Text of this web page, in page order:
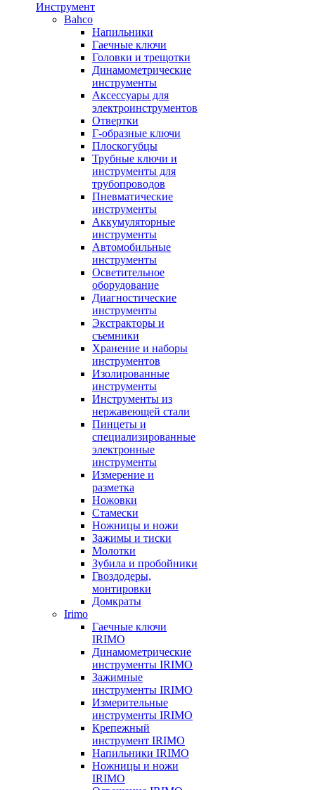
Инструмент
Bahco
Напильники
Гаечные ключи
Головки и трещотки
Динамометрические
инструменты
Аксессуары для
электроинструментов
Отвертки
Г-образные ключи
Плоскогубцы
Трубные ключи и
инструменты для
трубопроводов
Пневматические
инструменты
Аккумуляторные
инструменты
Автомобильные
инструменты
Осветительное
оборудование
Диагностические
инструменты
Экстракторы и
съемники
Хранение и наборы
инструментов
Изолированные
инструменты
Инструменты из
нержавеющей стали
Пинцеты и
специализированные
электронные
инструменты
Измерение и
разметка
Ножовки
Стамески
Ножницы и ножи
Зажимы и тиски
Молотки
Зубила и пробойники
Гвоздодеры,
монтировки
Домкраты
Irimo
Гаечные ключи
IRIMO
Динамометрические
инструменты IRIMO
Зажимные
инструменты IRIMO
Измерительные
инструменты IRIMO
Крепежный
инструмент IRIMO
Напильники IRIMO
Ножницы и ножи
IRIMO